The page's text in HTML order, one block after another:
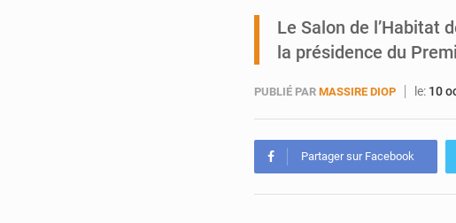
Le Salon de l’Habitat
la présidence du
PUBLIÉ PAR MASSIRE DIOP le: 10
Partager sur Facebook